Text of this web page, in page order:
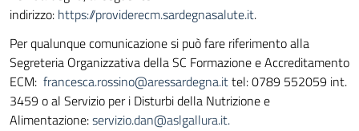
indirizzo: https://providerecm.sardegnasalute.it.
Per qualunque comunicazione si può fare riferimento alla
Segreteria Organizzativa della SC Formazione e Accreditamento
ECM: francesca.rossino@aressardegna.ittel: 0789 552059 int.
3459 o al Servizio per i Disturbi della Nutrizione e
Alimentazione:servizio.dan@aslgallura.it.